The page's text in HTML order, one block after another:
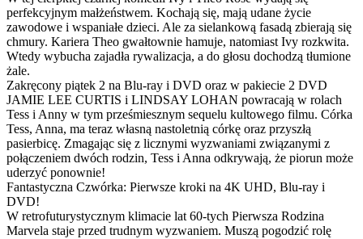
perfekcyjnym małżeństwem. Kochają się, mają udane życie
zawodowe i wspaniałe dzieci. Ale za sielankową fasadą zbierają się
chmury. Kariera Theo gwałtownie hamuje, natomiast Ivy rozkwita.
Wtedy wybucha zajadła rywalizacja, a do głosu dochodzą tłumione
żale.
Zakręcony piątek 2 na Blu-ray i DVD oraz w pakiecie 2 DVD
JAMIE LEE CURTIS i LINDSAY LOHAN powracają w rolach
Tess i Anny w tym prześmiesznym sequelu kultowego filmu. Córka
Tess, Anna, ma teraz własną nastoletnią córkę oraz przyszłą
pasierbicę. Zmagając się z licznymi wyzwaniami związanymi z
połączeniem dwóch rodzin, Tess i Anna odkrywają, że piorun może
uderzyć ponownie!
Fantastyczna Czwórka: Pierwsze kroki na 4K UHD, Blu-ray i
DVD!
W retrofuturystycznym klimacie lat 60-tych Pierwsza Rodzina
Marvela staje przed trudnym wyzwaniem. Muszą pogodzić rolę